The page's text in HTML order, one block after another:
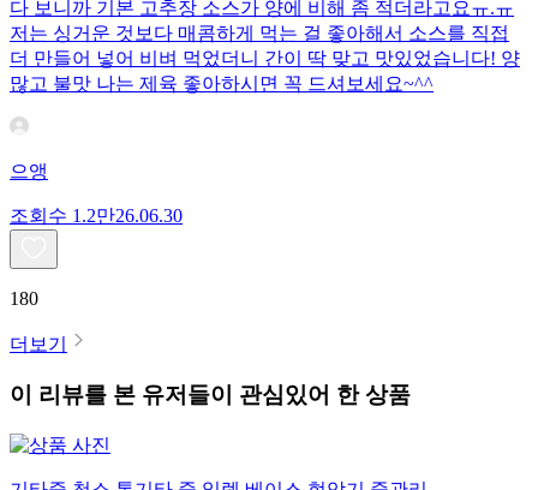
다 보니까 기본 고추장 소스가 양에 비해 좀 적더라고요ㅠ.ㅠ
저는 싱거운 것보다 매콤하게 먹는 걸 좋아해서 소스를 직접
더 만들어 넣어 비벼 먹었더니 간이 딱 맞고 맛있었습니다! 양
많고 불맛 나는 제육 좋아하시면 꼭 드셔보세요~^^
으앵
조회수 1.2만26.06.30
180
더보기
이 리뷰를 본 유저들이 관심있어 한 상품